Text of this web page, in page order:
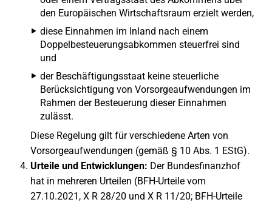
den Europäischen Wirtschaftsraum erzielt werden,
diese Einnahmen im Inland nach einem
Doppelbesteuerungsabkommen steuerfrei sind
und
der Beschäftigungsstaat keine steuerliche
Berücksichtigung von Vorsorgeaufwendungen im
Rahmen der Besteuerung dieser Einnahmen
zulässt.
Diese Regelung gilt für verschiedene Arten von
Vorsorgeaufwendungen (gemäß § 10 Abs. 1 EStG).
Urteile und Entwicklungen: Der Bundesfinanzhof
hat in mehreren Urteilen (BFH-Urteile vom
27.10.2021, X R 28/20 und X R 11/20; BFH-Urteile